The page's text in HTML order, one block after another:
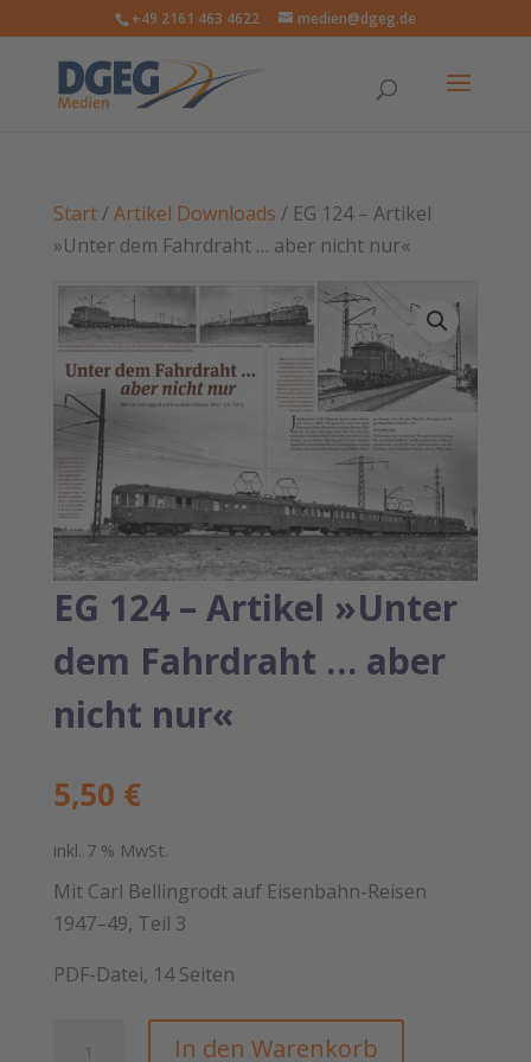
+49 2161 463 4622 medien@dgeg.de
Start/Artikel Downloads / EG 124 – Artikel
»Unter dem Fahrdraht … aber nicht nur«
EG 124 – Artikel »Unter
dem Fahrdraht … aber
nicht nur«
5,50 €
inkl. 7 % MwSt.
Mit Carl Bellingrodt auf Eisenbahn-Reisen
1947–49, Teil 3
PDF-Datei, 14 Seiten
In den Warenkorb